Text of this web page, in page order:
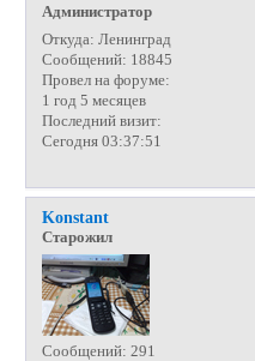
Администратор
Откуда: Ленинград
Сообщений: 18845
Провел на форуме:
1 год 5 месяцев
Последний визит:
Сегодня 03:37:51
Konstant
Старожил
Сообщений: 291